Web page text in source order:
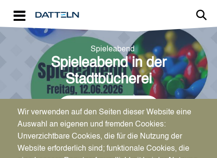
Spieleabend
Spieleabend in der
Stadtbücherei
← Zurück zum Kalender
Wir verwenden auf den Seiten dieser Website eine
Auswahl an eigenen und fremden Cookies:
Unverzichtbare Cookies, die für die Nutzung der
Website erforderlich sind; funktionale Cookies, die